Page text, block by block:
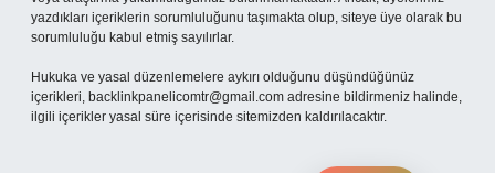
yazdıkları içeriklerin sorumluluğunu taşımakta olup, siteye üye olarak bu
sorumluluğu kabul etmiş sayılırlar.
Hukuka ve yasal düzenlemelere aykırı olduğunu düşündüğünüz
içerikleri, backlinkpanelicomtr@gmail.com adresine bildirmeniz halinde,
ilgili içerikler yasal süre içerisinde sitemizden kaldırılacaktır.